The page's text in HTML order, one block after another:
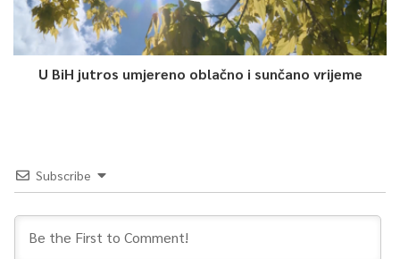
nadaju da će uskoro bito pokrenuto još ovakvih projekata kako
bi uslovi za one koji tu borave bili znatno bolji nego što su
sada.
Article Rating
U BiH jutros umjereno oblačno i sunčano vrijeme
Subscribe